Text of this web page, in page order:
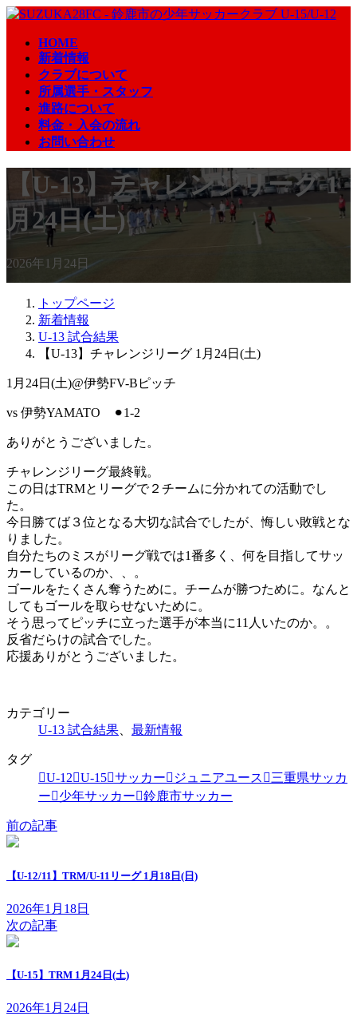
コ
ナ
HOME
新着情報
クラブについて
所属選手・スタッフ
進路について
料金・入会の流れ
お問い合わせ
【U-13】チャレンジリーグ 1
月24日(土)
2026年1月24日
トップページ
新着情報
U-13 試合結果
【U-13】チャレンジリーグ 1月24日(土)
1月24日(土)@伊勢FV-Bピッチ
vs 伊勢YAMATO ⚫︎1-2
ありがとうございました。
チャレンジリーグ最終戦。
この日はTRMとリーグで２チームに分かれての活動でし
た。
今日勝てば３位となる大切な試合でしたが、悔しい敗戦とな
りました。
自分たちのミスがリーグ戦では1番多く、何を目指してサッ
カーしているのか、、。
ゴールをたくさん奪うために。チームが勝つために。なんと
してもゴールを取らせないために。
そう思ってピッチに立った選手が本当に11人いたのか。。
反省だらけの試合でした。
応援ありがとうございました。
カテゴリー
U-13 試合結果、 最新情報
タグ
U-12 U-15 サッカー ジュニアユース
三重県サッカ
ー
少年サッカー 鈴鹿市サッカー
前の記事
【U-12/11】TRM/U-11リーグ 1月18日(日)
2026年1月18日
次の記事
【U-15】TRM 1月24日(土)
2026年1月24日